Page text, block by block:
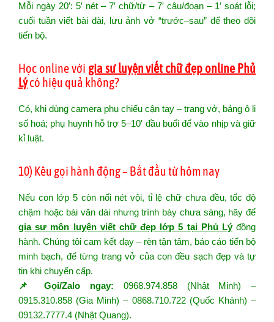
Mỗi ngày 20′: 5′ nét – 7′ chữ/từ – 7′ câu/đoạn – 1′ soát lỗi;
cuối tuần viết bài dài, lưu ảnh vở “trước–sau” để theo dõi
tiến bộ.
Học online với gia sư luyện viết chữ đẹp online Phủ
Lýcó hiệu quả không?
Có, khi dùng camera phụ chiếu cận tay – trang vở, bảng ô li
số hoá; phụ huynh hỗ trợ 5–10′ đầu buổi để vào nhịp và giữ
kỉ luật.
10) Kêu gọi hành động – Bắt đầu từ hôm nay
Nếu con lớp 5 còn nối nét vội, tỉ lệ chữ chưa đều, tốc độ
chậm hoặc bài văn dài nhưng trình bày chưa sáng, hãy để
gia sư môn luyện viết chữ đẹp lớp 5 tại Phủ Lýđồng
hành. Chúng tôi cam kết dạy – rèn tận tâm, báo cáo tiến bộ
minh bạch, để từng trang vở của con đều sạch đẹp và tự
tin khi chuyển cấp.
📌 Gọi/Zalo ngay: 0968.974.858 (Nhật Minh) –
0915.310.858 (Gia Minh) – 0868.710.722 (Quốc Khánh) –
09132.7777.4 (Nhật Quang).